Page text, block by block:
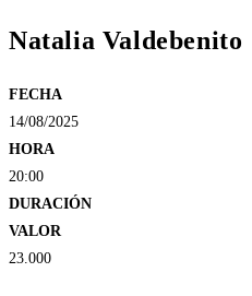
Natalia Valdebenito
FECHA
14/08/2025
HORA
20:00
DURACIÓN
VALOR
23.000